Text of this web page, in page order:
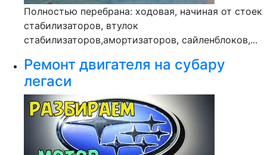
Полностью перебрана: ходовая, начиная от стоек
стабилизаторов, втулок
стабилизаторов,амортизаторов, сайленблоков,...
Ремонт двигателя на субару
легаси